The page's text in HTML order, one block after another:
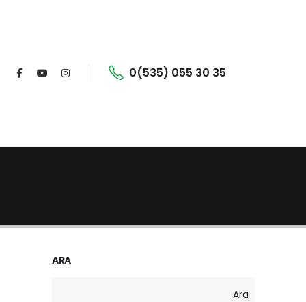
0(535) 055 30 35
ARA
Ara